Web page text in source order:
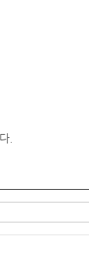
.